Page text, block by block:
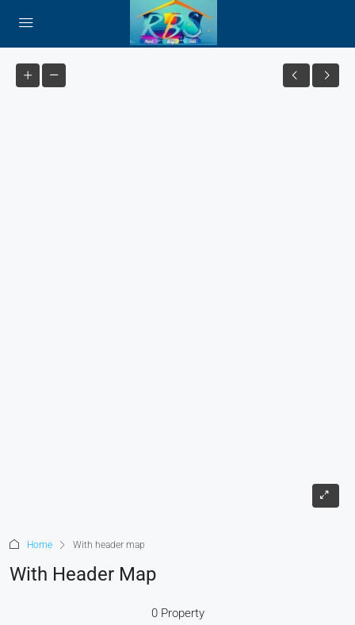
Home With header map
With Header Map
0 Property